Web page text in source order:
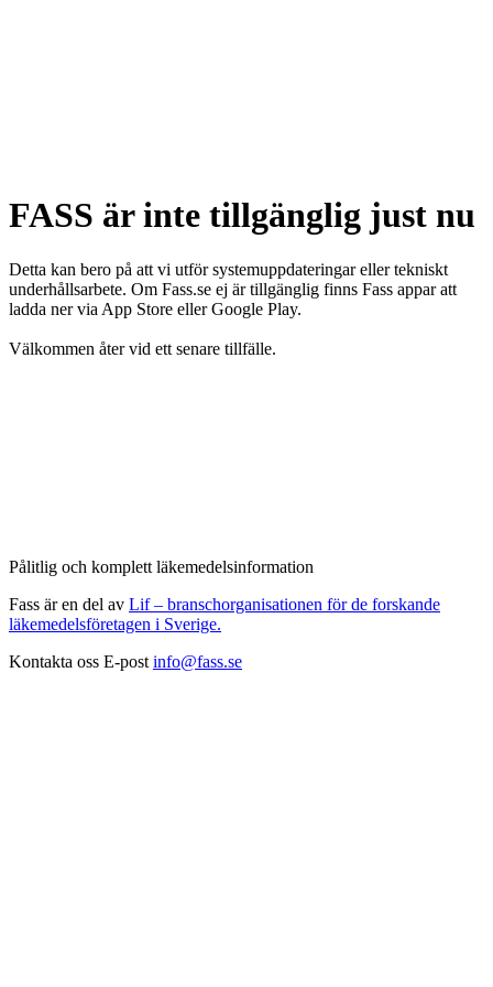
FASS är inte tillgänglig just nu
Detta kan bero på att vi utför systemuppdateringar eller tekniskt
underhållsarbete. Om Fass.se ej är tillgänglig finns Fass appar att
ladda ner via App Store eller Google Play.
Välkommen åter vid ett senare tillfälle.
Pålitlig och komplett läkemedelsinformation
Fass är en del av Lif – branschorganisationen för de forskande
läkemedelsföretagen i Sverige.
Kontakta oss E-post info@fass.se